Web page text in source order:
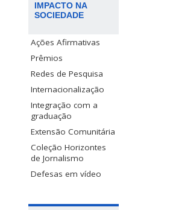
IMPACTO NA
SOCIEDADE
Ações Afirmativas
Prêmios
Redes de Pesquisa
Internacionalização
Integração com a
graduação
Extensão Comunitária
Coleção Horizontes
de Jornalismo
Defesas em vídeo